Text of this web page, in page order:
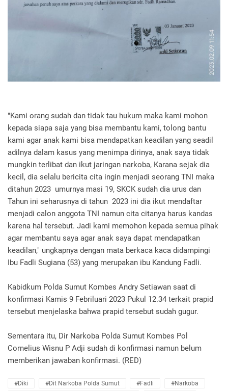
"Kami orang sudah dan tidak tau hukum maka kami mohon
kepada siapa saja yang bisa membantu kami, tolong bantu
kami agar anak kami bisa mendapatkan keadilan yang seadil
adilnya dalam kasus yang menimpa dirinya, anak saya tidak
mungkin terlibat dan ikut jaringan narkoba, Karana sejak dia
kecil, dia selalu bericita cita ingin menjadi seorang TNI maka
ditahun 2023 umurnya masi 19, SKCK sudah dia urus dan
Tahun ini seharusnya di tahun 2023 ini dia ikut mendaftar
menjadi calon anggota TNI namun cita citanya harus kandas
karena hal tersebut. Jadi kami memohon kepada semua pihak
agar membantu saya agar anak saya dapat mendapatkan
keadilan," ungkapnya dengan mata berkaca kaca didampingi
Ibu Fadli Sugiana (53) yang merupakan ibu Kandung Fadli.
Kabidkum Polda Sumut Kombes Andry Setiawan saat di
konfirmasi Kamis 9 Febriluari 2023 Pukul 12.34 terkait prapid
tersebut menjelaska bahwa prapid tersebut sudah gugur.
Sementara itu, Dir Narkoba Polda Sumut Kombes Pol
Cornelius Wisnu P Adji sudah di konfirmasi namun belum
memberikan jawaban konfirmasi. (RED)
#Diki #Dit Narkoba Polda Sumut #Fadli
#Narkoba